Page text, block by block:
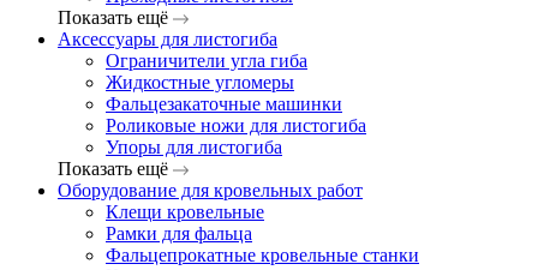
Показать ещё
Аксессуары для листогиба
Ограничители угла гиба
Жидкостные угломеры
Фальцезакаточные машинки
Роликовые ножи для листогиба
Упоры для листогиба
Показать ещё
Оборудование для кровельных работ
Клещи кровельные
Рамки для фальца
Фальцепрокатные кровельные станки